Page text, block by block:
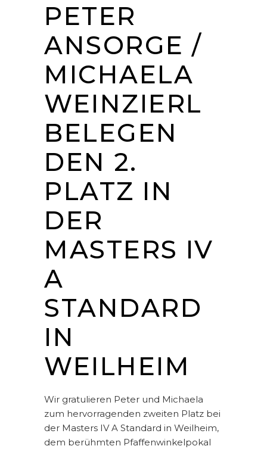
PETER
ANSORGE /
MICHAELA
WEINZIERL
BELEGEN
DEN 2.
PLATZ IN
DER
MASTERS IV
A
STANDARD
IN
WEILHEIM
Wir gratulieren Peter und Michaela
zum hervorragenden zweiten Platz bei
der Masters IV A Standard in Weilheim,
dem berühmten Pfaffenwinkelpokal